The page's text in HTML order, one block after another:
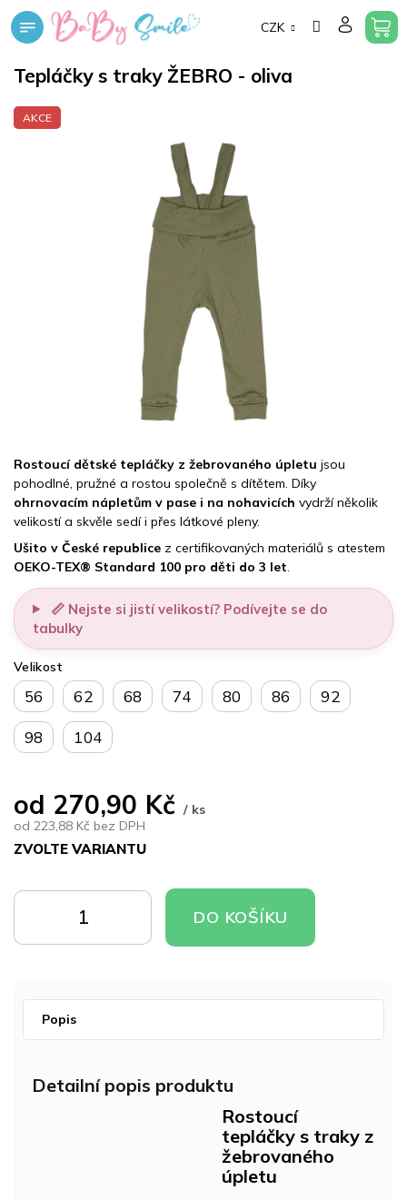
Přejít
na
CZK
Tepláčky s traky ŽEBRO - oliva
AKCE
od 270,90 Kč / ks
od 223,88 Kč bez DPH
ZVOLTE VARIANTU
cena:
Velikost
56 62 68 74 80 86 92
98 104
KOŠÍKU
KOŠÍKU
DO KOŠÍKU
Rostoucí dětské tepláčky z žebrovaného úpletu jsou
pohodlné, pružné a rostou společně s dítětem. Díky
ohrnovacím nápletům v pase i na nohavicích vydrží několik
velikostí a skvěle sedí i přes látkové pleny.
Ušito v České republice z certifikovaných materiálů s atestem
OEKO-TEX® Standard 100 pro děti do 3 let
📏 Nejste si jistí velikostí? Podívejte se do
tabulky
Popis
Detailní popis produktu
Rostoucí
tepláčky s traky z
žebrovaného
úpletu